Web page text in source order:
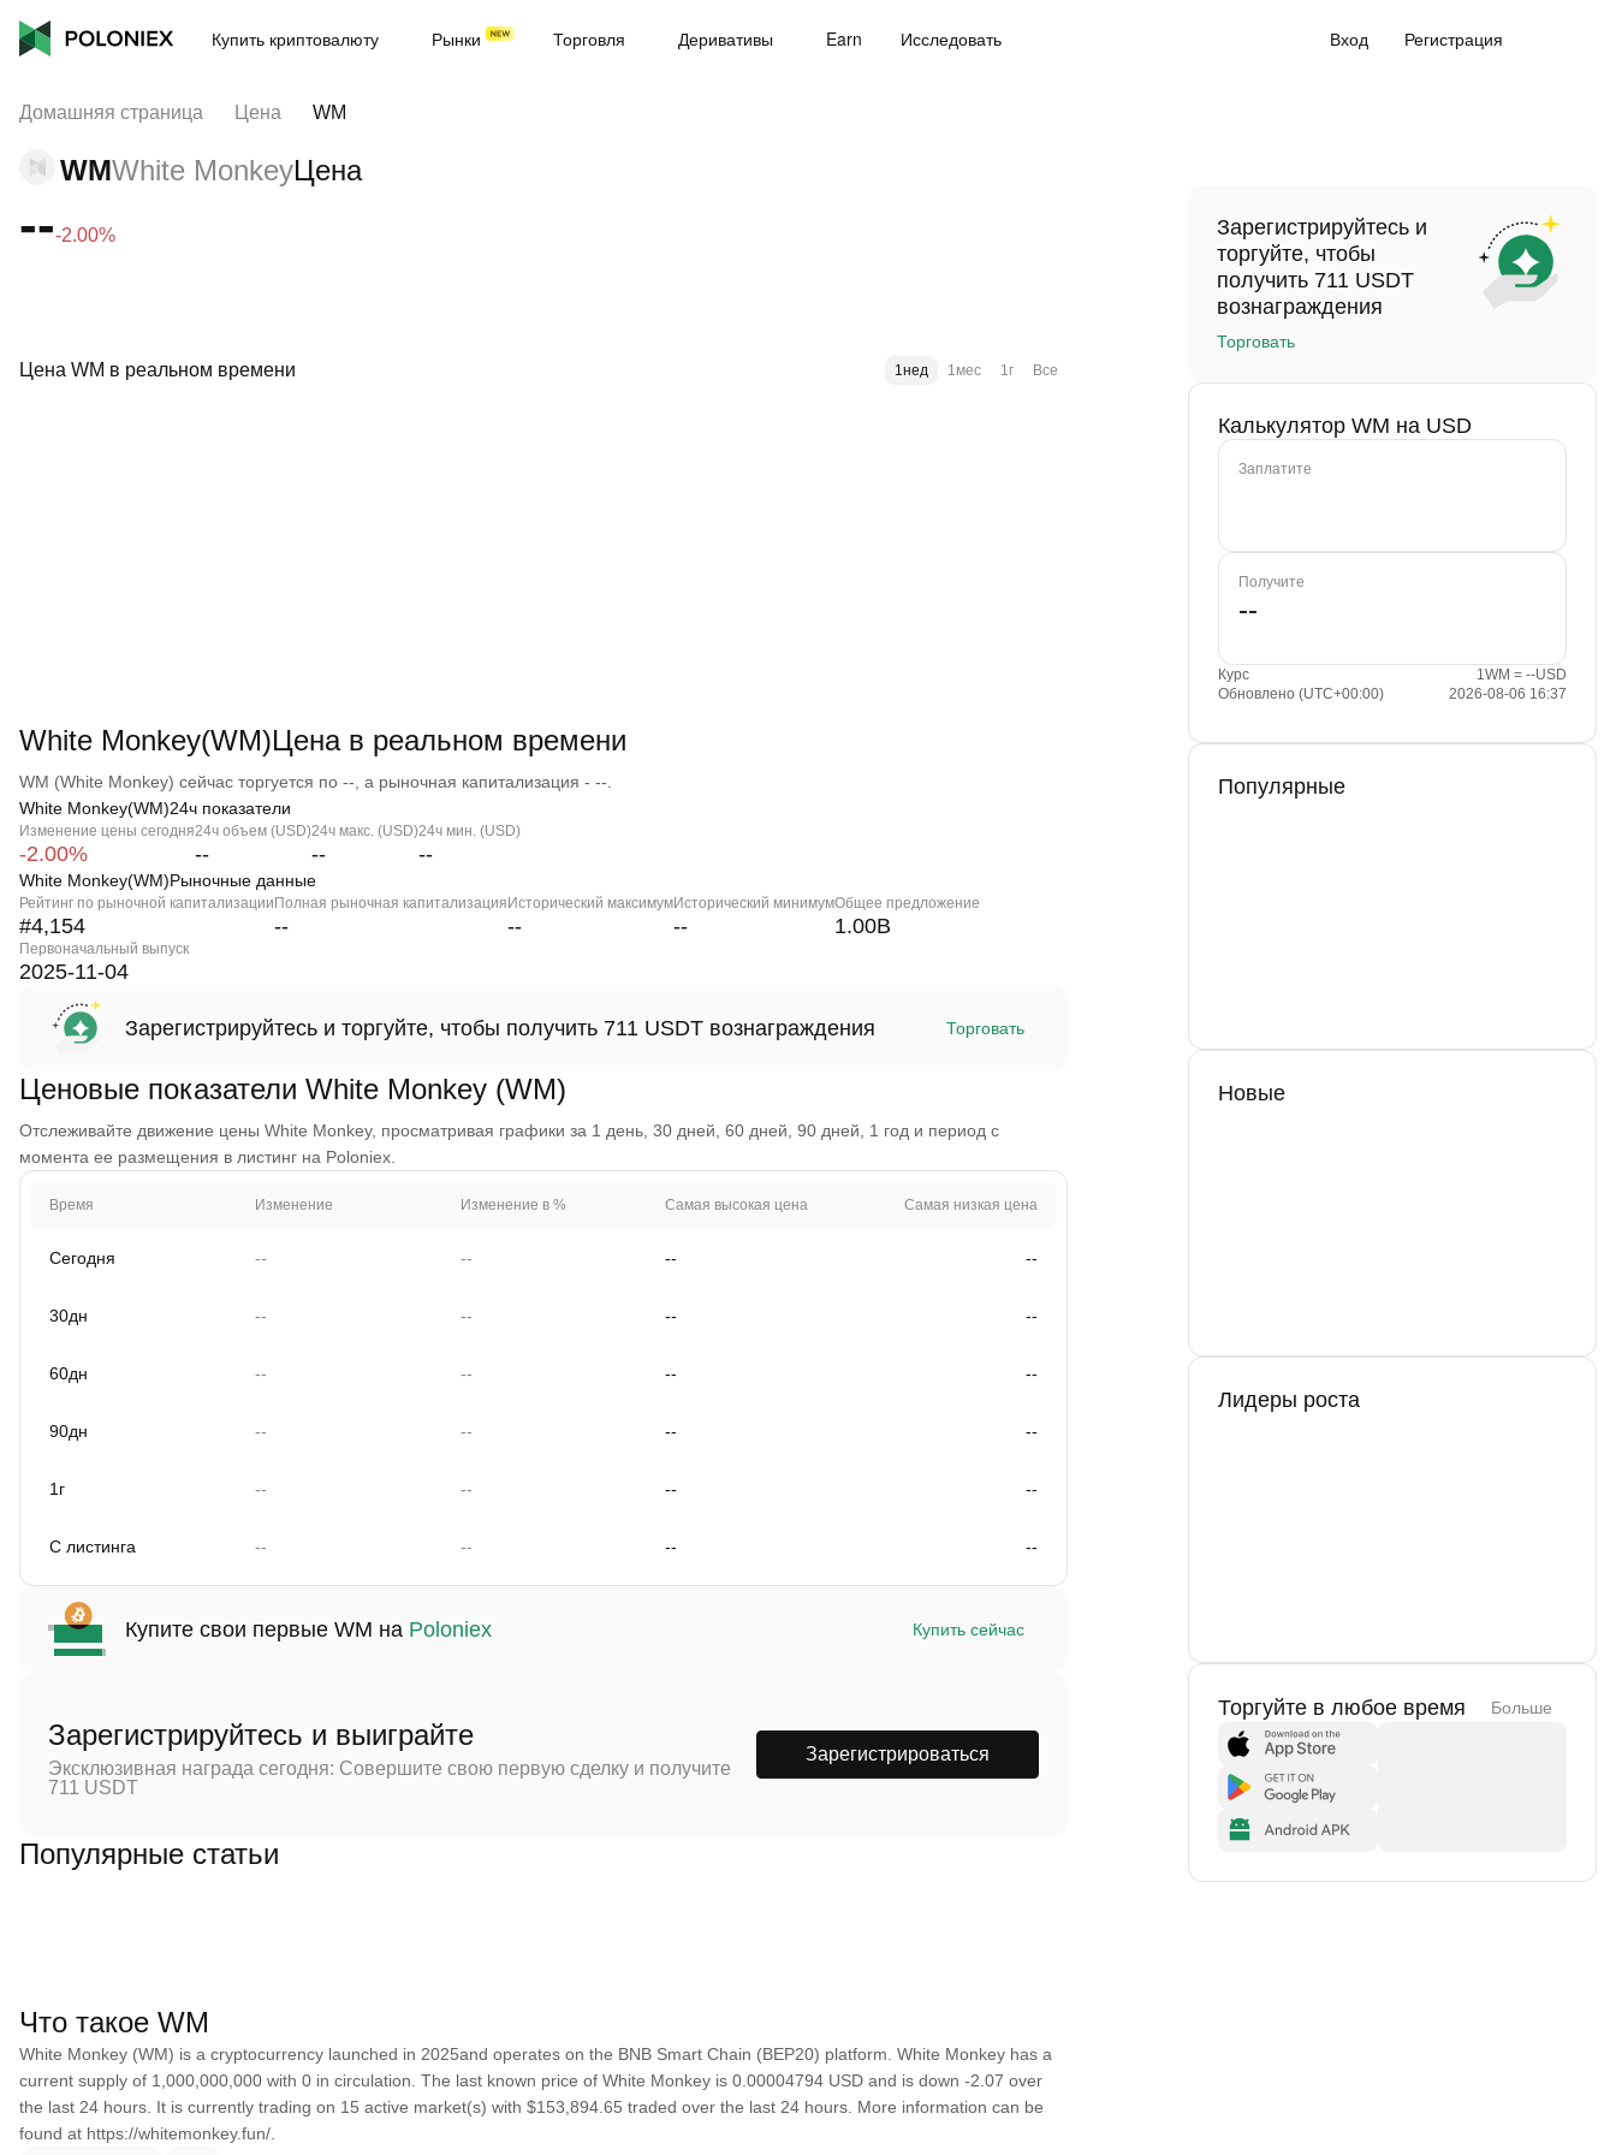
Купить криптовалюту Рынки Торговля Деривативы Earn Исследовать Вход Регистрация
Домашняя страница Цена WM
WMWhite MonkeyЦена
---2.00%
Цена WM в реальном времени 1нед 1мес 1г Все
White Monkey(WM)Цена в реальном времени
WM (White Monkey) сейчас торгуется по --, а рыночная капитализация - --.
White Monkey(WM)24ч показатели
Изменение цены сегодня
-2.00%
24ч объем (USD)
--
24ч макс. (USD)
--
24ч мин. (USD)
--
White Monkey(WM)Рыночные данные
Рейтинг по рыночной капитализации
#4,154
Полная рыночная капитализация
--
Исторический максимум
--
Исторический минимум
--
Общее предложение
1.00B
Первоначальный выпуск
2025-11-04
Зарегистрируйтесь и торгуйте, чтобы получить 711 USDT вознаграждения Торговать
Ценовые показатели White Monkey (WM)
Отслеживайте движение цены White Monkey, просматривая графики за 1 день, 30 дней, 60 дней, 90 дней, 1 год и период с
момента ее размещения в листинг на Poloniex.
Время Изменение Изменение в % Самая высокая цена Самая низкая цена
Сегодня -- -- -- --
30дн -- -- -- --
60дн -- -- -- --
90дн -- -- -- --
1г -- -- -- --
С листинга -- -- -- --
Купите свои первые WM на Poloniex Купить сейчас
Зарегистрируйтесь и выиграйте
Эксклюзивная награда сегодня: Совершите свою первую сделку и получите
711 USDT
Зарегистрироваться
Популярные статьи
Что такое WM
White Monkey (WM) is a cryptocurrency launched in 2025and operates on the BNB Smart Chain (BEP20) platform. White Monkey has a
current supply of 1,000,000,000 with 0 in circulation. The last known price of White Monkey is 0.00004794 USD and is down -2.07 over
the last 24 hours. It is currently trading on 15 active market(s) with $153,894.65 traded over the last 24 hours. More information can be
found at https://whitemonkey.fun/.
Зарегистрируйтесь и
торгуйте, чтобы
получить 711 USDT
вознаграждения
Торговать
Калькулятор WM на USD
Заплатите
Получите
Курс
1WM = --USD
Обновлено (UTC+00:00)
2026-08-06 16:37
Популярные
Новые
Лидеры роста
Торгуйте в любое время Больше